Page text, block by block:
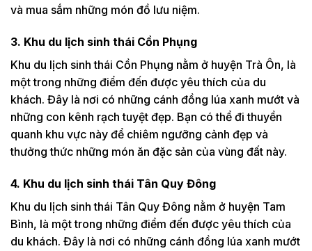
và mua sắm những món đồ lưu niệm.
3. Khu du lịch sinh thái Cồn Phụng
Khu du lịch sinh thái Cồn Phụng nằm ở huyện Trà Ôn, là
một trong những điểm đến được yêu thích của du
khách. Đây là nơi có những cánh đồng lúa xanh mướt và
những con kênh rạch tuyệt đẹp. Bạn có thể đi thuyền
quanh khu vực này để chiêm ngưỡng cảnh đẹp và
thưởng thức những món ăn đặc sản của vùng đất này.
4. Khu du lịch sinh thái Tân Quy Đông
Khu du lịch sinh thái Tân Quy Đông nằm ở huyện Tam
Bình, là một trong những điểm đến được yêu thích của
du khách. Đây là nơi có những cánh đồng lúa xanh mướt